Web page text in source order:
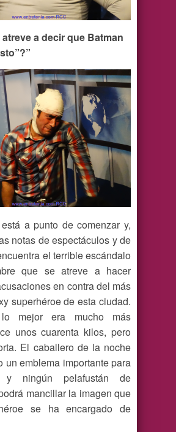
a decir que Batman
a punto de comenzar y,
notas de espectáculos y de
el terrible escándalo
que se atreve a hacer
en contra del más
superhéroe de esta ciudad.
mejor era mucho más
unos cuarenta kilos, pero
El caballero de la noche
un emblema importante para
ningún pelafustán de
mancillar la imagen que
se ha encargado de